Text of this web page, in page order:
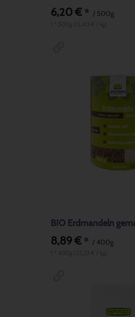
6,20 € * / 500g
BIO Erdmandeln
8,89 € * / 400g